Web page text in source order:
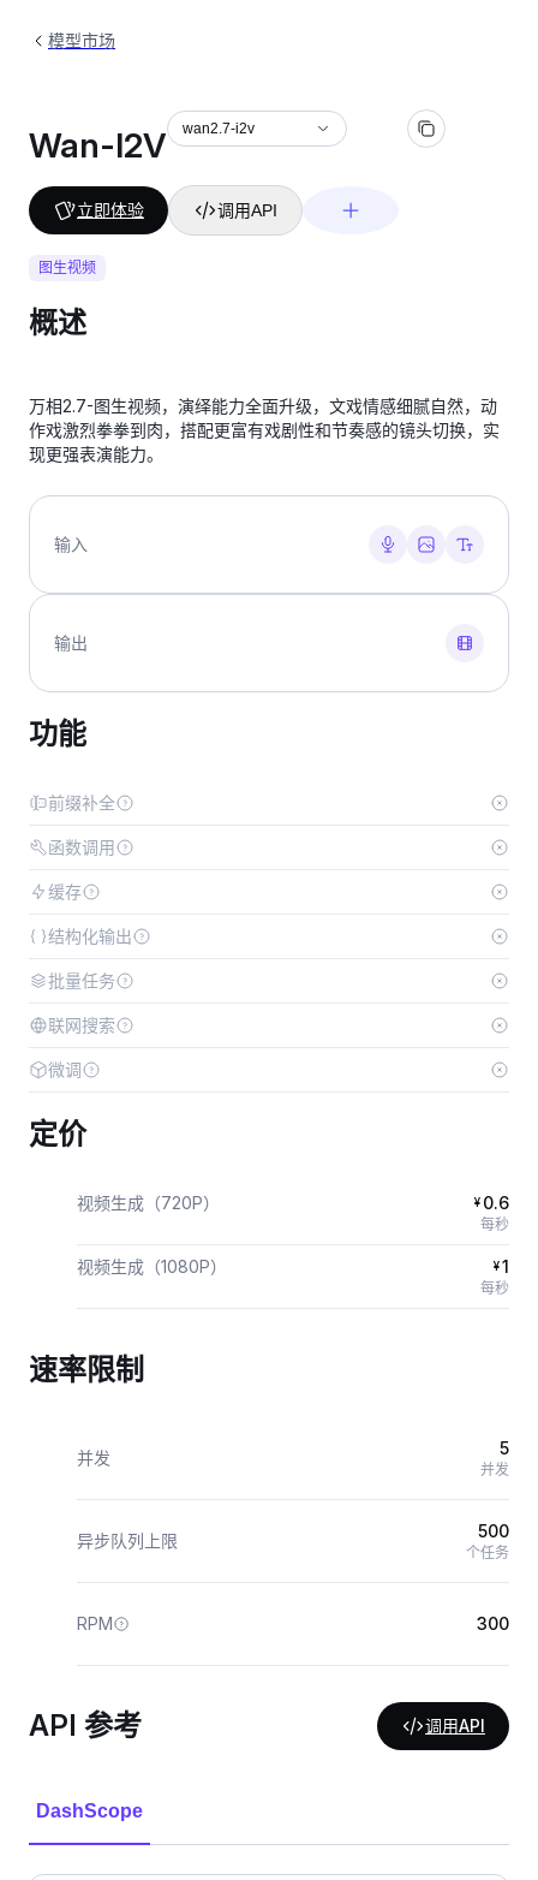
模型市场
Wan-I2V wan2.7-i2v
立即体验 调用API
图生视频
概述
万相2.7-图生视频，演绎能力全面升级，文戏情感细腻自然，动
作戏激烈拳拳到肉，搭配更富有戏剧性和节奏感的镜头切换，实
现更强表演能力。
输入
输出
功能
前缀补全
函数调用
缓存
结构化输出
批量任务
联网搜索
微调
定价
视频生成（720P） ¥ 0.6
每秒
视频生成（1080P） ¥1
每秒
速率限制
并发 5
并发
异步队列上限 500
个任务
RPM 300
API 参考 调用API
DashScope